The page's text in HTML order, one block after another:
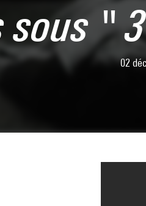
sous "
02